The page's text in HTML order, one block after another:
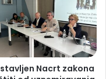
Nacrt zakona